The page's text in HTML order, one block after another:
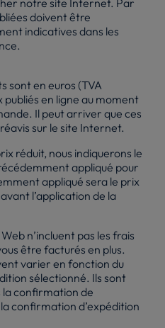
doivent être
indicatives dans les
sont en euros (TVA
publiés en ligne au moment
Il peut arriver que ces
sur le site Internet.
réduit, nous indiquerons le
appliqué pour
appliqué sera le prix
l’application de la
n’incluent pas les frais
être facturés en plus.
varier en fonction du
sélectionné. Ils sont
la confirmation de
confirmation d’expédition